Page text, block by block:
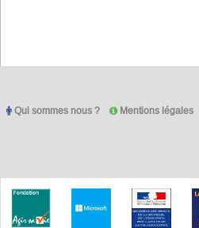
Qui sommes nous ? Mentions légales